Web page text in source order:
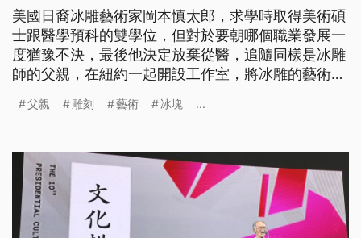
美國日裔冰雕藝術家岡本慎太郎，求學時取得美術碩
士跟醫學預科的雙學位，但對於要朝哪個職業發展一
度猶豫不決，最後他決定放棄從醫，追隨同樣是冰雕
師的父親，在紐約一起開設工作室，將冰雕的藝術與
父親 雕刻 藝術 冰塊 ...